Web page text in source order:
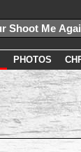
PHOTOS